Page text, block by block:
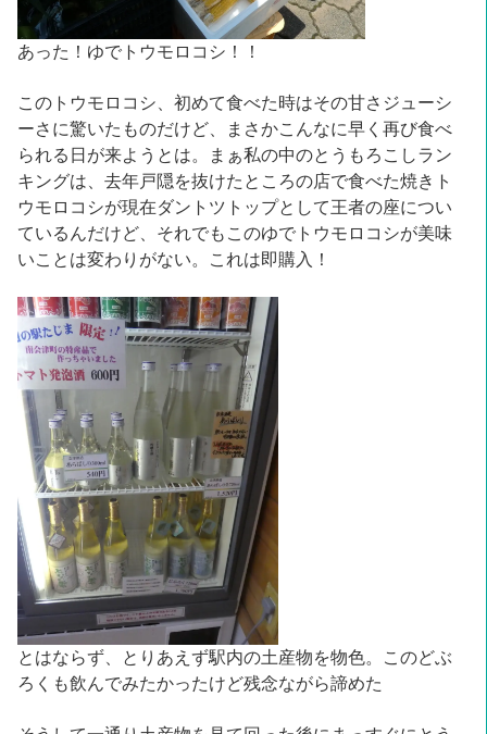
あった！ゆでトウモロコシ！！
このトウモロコシ、初めて食べた時はその甘さジューシ
ーさに驚いたものだけど、まさかこんなに早く再び食べ
られる日が来ようとは。まぁ私の中のとうもろこしラン
キングは、去年戸隠を抜けたところの店で食べた焼きト
ウモロコシが現在ダントツトップとして王者の座につい
ているんだけど、それでもこのゆでトウモロコシが美味
いことは変わりがない。これは即購入！
とはならず、とりあえず駅内の土産物を物色。このどぶ
ろくも飲んでみたかったけど残念ながら諦めた